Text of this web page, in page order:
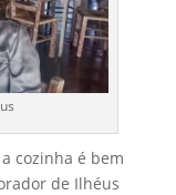
cozinha é bem
de Ilhéus